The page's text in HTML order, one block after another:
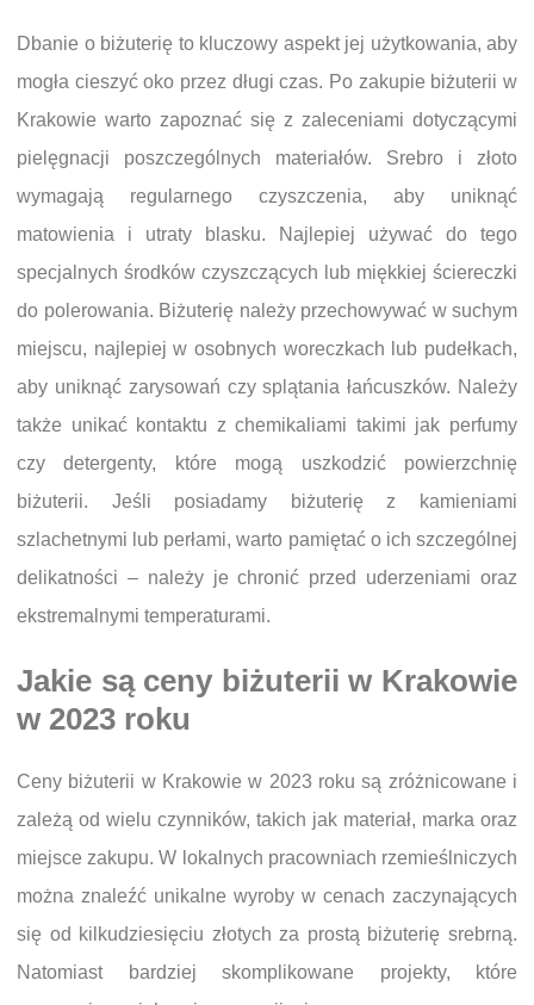
Dbanie o biżuterię to kluczowy aspekt jej użytkowania, aby
mogła cieszyć oko przez długi czas. Po zakupie biżuterii w
Krakowie warto zapoznać się z zaleceniami dotyczącymi
pielęgnacji poszczególnych materiałów. Srebro i złoto
wymagają regularnego czyszczenia, aby uniknąć
matowienia i utraty blasku. Najlepiej używać do tego
specjalnych środków czyszczących lub miękkiej ściereczki
do polerowania. Biżuterię należy przechowywać w suchym
miejscu, najlepiej w osobnych woreczkach lub pudełkach,
aby uniknąć zarysowań czy splątania łańcuszków. Należy
także unikać kontaktu z chemikaliami takimi jak perfumy
czy detergenty, które mogą uszkodzić powierzchnię
biżuterii. Jeśli posiadamy biżuterię z kamieniami
szlachetnymi lub perłami, warto pamiętać o ich szczególnej
delikatności – należy je chronić przed uderzeniami oraz
ekstremalnymi temperaturami.
Jakie są ceny biżuterii w Krakowie
w 2023 roku
Ceny biżuterii w Krakowie w 2023 roku są zróżnicowane i
zależą od wielu czynników, takich jak materiał, marka oraz
miejsce zakupu. W lokalnych pracowniach rzemieślniczych
można znaleźć unikalne wyroby w cenach zaczynających
się od kilkudziesięciu złotych za prostą biżuterię srebrną.
Natomiast bardziej skomplikowane projekty, które